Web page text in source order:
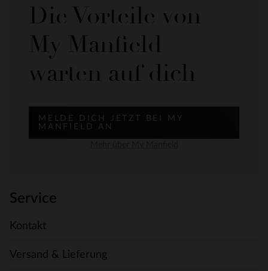
Die Vorteile von
My Manfield
warten auf dich
MELDE DICH JETZT BEI MY
MANFIELD AN
Service
Kontakt
Versand & Lieferung